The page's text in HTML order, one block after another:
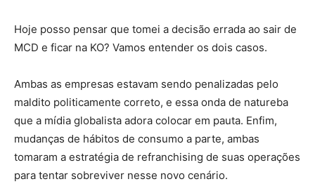
Hoje posso pensar que tomei a decisão errada ao sair de
MCD e ficar na KO? Vamos entender os dois casos.
Ambas as empresas estavam sendo penalizadas pelo
maldito politicamente correto, e essa onda de natureba
que a mídia globalista adora colocar em pauta. Enfim,
mudanças de hábitos de consumo a parte, ambas
tomaram a estratégia de refranchising de suas operações
para tentar sobreviver nesse novo cenário.